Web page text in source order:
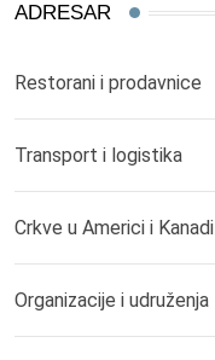
ADRESAR
Restorani i prodavnice
Transport i logistika
Crkve u Americi i Kanadi
Organizacije i udruženja